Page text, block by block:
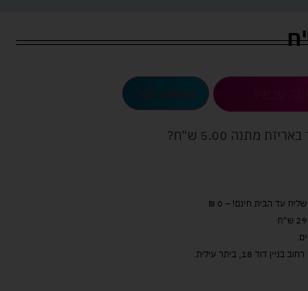
הוספה לסל
באריזת מתנה 5.00 ש"ח ?
18, ביתר עילית.